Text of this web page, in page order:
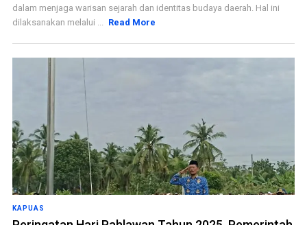
dalam menjaga warisan sejarah dan identitas budaya daerah. Hal ini
dilaksanakan melalui ... Read More
KAPUAS